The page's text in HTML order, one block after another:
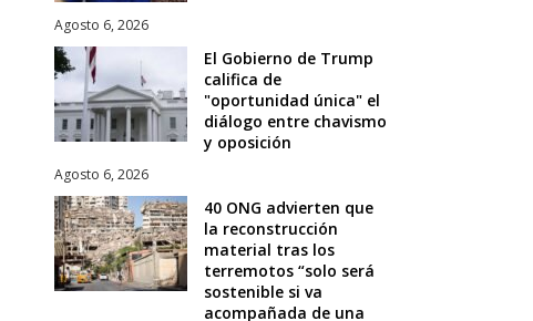
Agosto 6, 2026
El Gobierno de Trump
califica de
"oportunidad única" el
diálogo entre chavismo
y oposición
Agosto 6, 2026
40 ONG advierten que
la reconstrucción
material tras los
terremotos “solo será
sostenible si va
acompañada de una